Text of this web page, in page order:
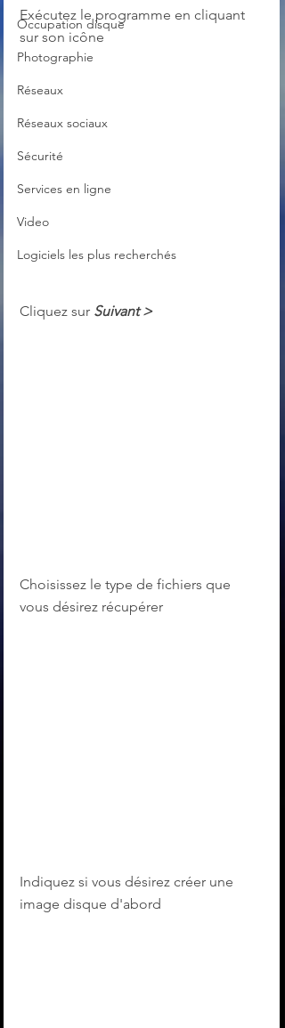
Occupation disque
Photographie
Réseaux
Réseaux sociaux
Sécurité
Services en ligne
Video
Logiciels les plus recherchés
Exécutez le programme en cliquant
sur son icône
Cliquez sur Suivant >
Choisissez le type de fichiers que
vous désirez récupérer
Indiquez si vous désirez créer une
image disque d'abord